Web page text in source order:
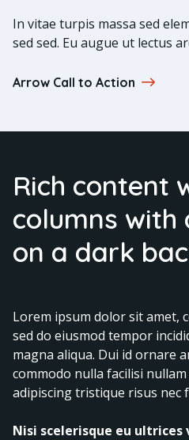
In vitae turpis massa sed
sed sed. Eu augue ut lectus
Arrow Call to Action
Rich content
columns with
on a dark
Lorem ipsum dolor sit amet,
sed do eiusmod tempor
magna aliqua. Dui id ornare
commodo nulla facilisi
adipiscing tristique risus nec
Nisi scelerisque eu